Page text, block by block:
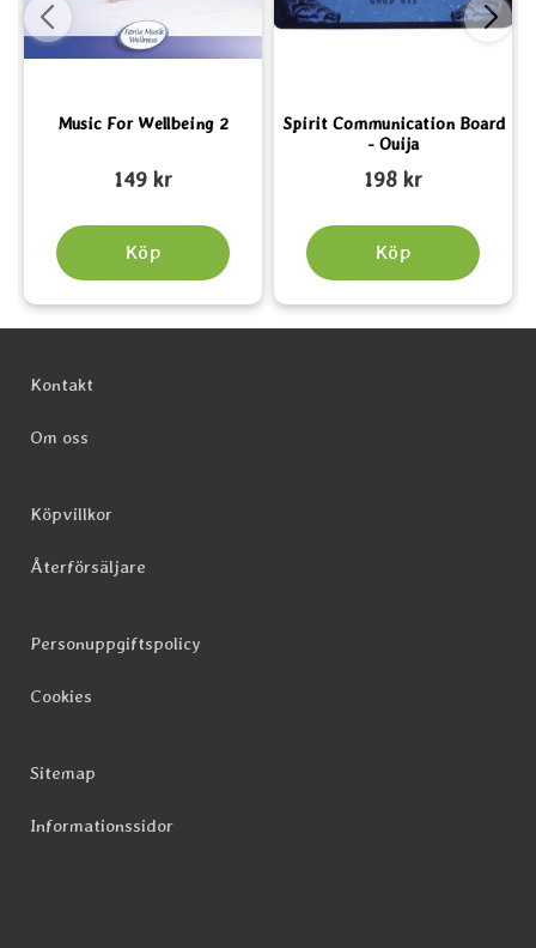
Music For Wellbeing 2
Art. nr 5978149 kr
Köp
Spirit Communication Board
- Ouija
Art. nr 5936198 kr
Köp
Kontakt
Om oss
Köpvillkor
Återförsäljare
Personuppgiftspolicy
Cookies
Sitemap
Informationssidor